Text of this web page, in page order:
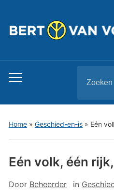
Toggle
menu
naar:
Home» Geschied-en-is» Eén
Eén volk, één
Door Beheerder in